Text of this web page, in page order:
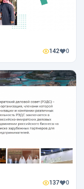
142 0
137 0